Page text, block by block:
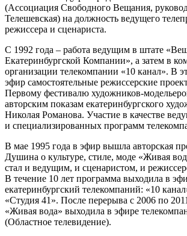
(Ассоциация Свободного Вещания,
Телешевская) на должность ведущего
режиссера и сценариста.
С 1992 года – работа ведущим в штате
Екатеринбургской Компании», а затем в
организации телекомпании «10 канал». В
эфир самостоятельные режиссерские
Первому фестивалю художников-
авторским показам екатеринбургского
Николая Романова. Участие в качестве
и специализированных программ
В мае 1995 года в эфир вышла авторская
Душина о культуре, стиле, моде «Живая
стал и ведущим, и сценаристом, и
В течение 10 лет программа выходила в
екатеринбургский телекомпаний: «10
«Студия 41». После перерыва с 2006 по
«Живая вода» выходила в эфире
(Областное телевидение).